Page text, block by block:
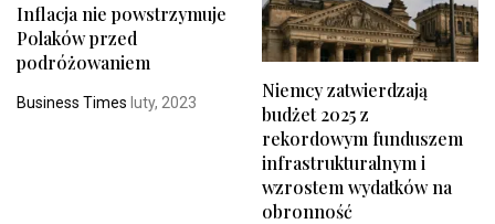
Inflacja nie powstrzymuje
Polaków przed
podróżowaniem
Business Times luty, 2023
Niemcy zatwierdzają
budżet 2025 z
rekordowym funduszem
infrastrukturalnym i
wzrostem wydatków na
obronność